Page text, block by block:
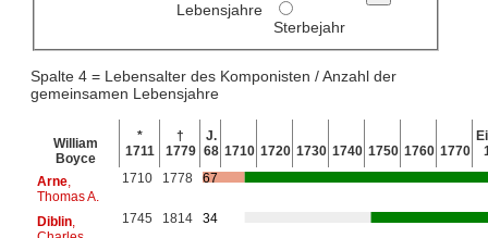
Lebensjahre
Sterbejahr
Spalte 4 = Lebensalter des Komponisten / Anzahl der
gemeinsamen Lebensjahre
William
Boyce
*
1711
†
1779
J.
68 1710 1720 1730 1740 1750 1760 1770
Arne,
Thomas A.
1710 1778 67
Diblin,
1745 1814 34